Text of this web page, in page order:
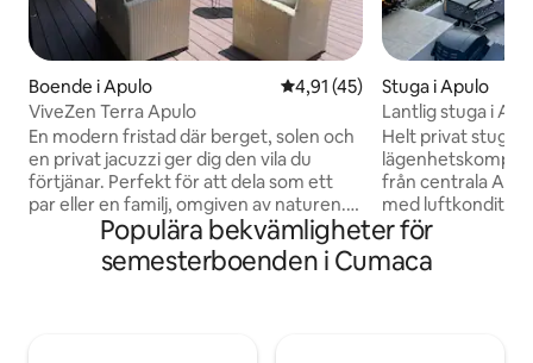
Boende i Apulo 4,91 av 5 i genomsnittligt
4,91 (45)
ViveZen Terra Apulo
En modern fristad där berget, solen och
en privat jacuzzi ger dig den vila du
förtjänar. Perfekt för att dela som ett
par eller en familj, omgiven av naturen.
Instruktioner för användning: Du hittar
två rum med dubbelsängar. Det är
normalt att hitta insekter eftersom det
Stuga i Apulo
Lantlig stuga i
Helt privat stuga
från centrala
med
sängar (en
enkelsäng) för 2
privat jacuzzi,
Populära bekvämligheter för
semesterboenden i Cumaca